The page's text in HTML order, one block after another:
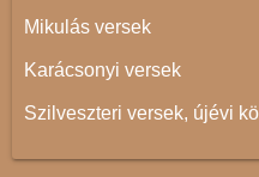
Mikulás versek
Karácsonyi versek
Szilveszteri versek, újévi